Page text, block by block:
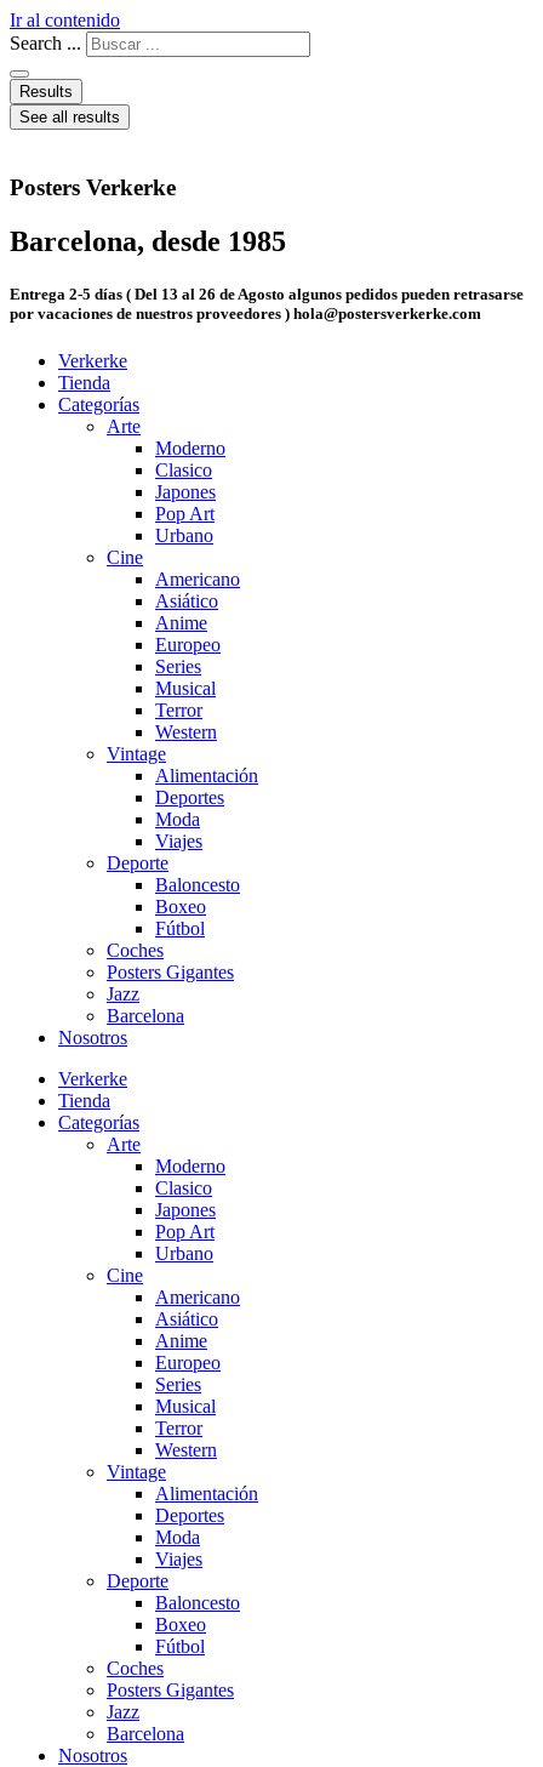
Ir al contenido
Search ...
Results
See all results
Posters Verkerke
Barcelona, desde 1985
Entrega 2-5 días ( Del 13 al 26 de Agosto algunos pedidos pueden retrasarse
por vacaciones de nuestros proveedores ) hola@postersverkerke.com
Verkerke
Tienda
Categorías
Arte
Moderno
Clasico
Japones
Pop Art
Urbano
Cine
Americano
Asiático
Anime
Europeo
Series
Musical
Terror
Western
Vintage
Alimentación
Deportes
Moda
Viajes
Deporte
Baloncesto
Boxeo
Fútbol
Coches
Posters Gigantes
Jazz
Barcelona
Nosotros
Verkerke
Tienda
Categorías
Arte
Moderno
Clasico
Japones
Pop Art
Urbano
Cine
Americano
Asiático
Anime
Europeo
Series
Musical
Terror
Western
Vintage
Alimentación
Deportes
Moda
Viajes
Deporte
Baloncesto
Boxeo
Fútbol
Coches
Posters Gigantes
Jazz
Barcelona
Nosotros